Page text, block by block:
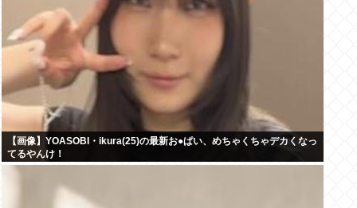
【画像】YOASOBI・ikura(25)の最新お●ぱい、めちゃくちゃデカくなっ
てるやんけ！